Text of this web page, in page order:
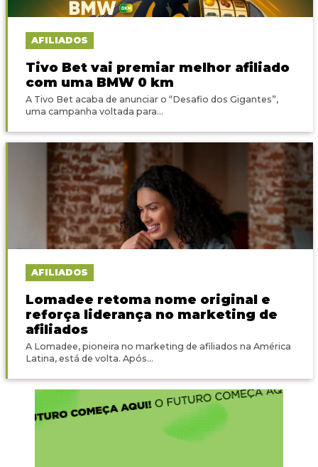
AFILIADOS
Tivo Bet vai premiar melhor afiliado
com uma BMW 0 km
A Tivo Bet acaba de anunciar o “Desafio dos Gigantes”,
uma campanha voltada para...
AFILIADOS
Lomadee retoma nome original e
reforça liderança no marketing de
afiliados
A Lomadee, pioneira no marketing de afiliados na América
Latina, está de volta. Após...